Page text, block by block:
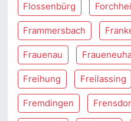
Flossenbürg
Frammersbach
Frauenau
Freihung Freilassing
Fremdingen